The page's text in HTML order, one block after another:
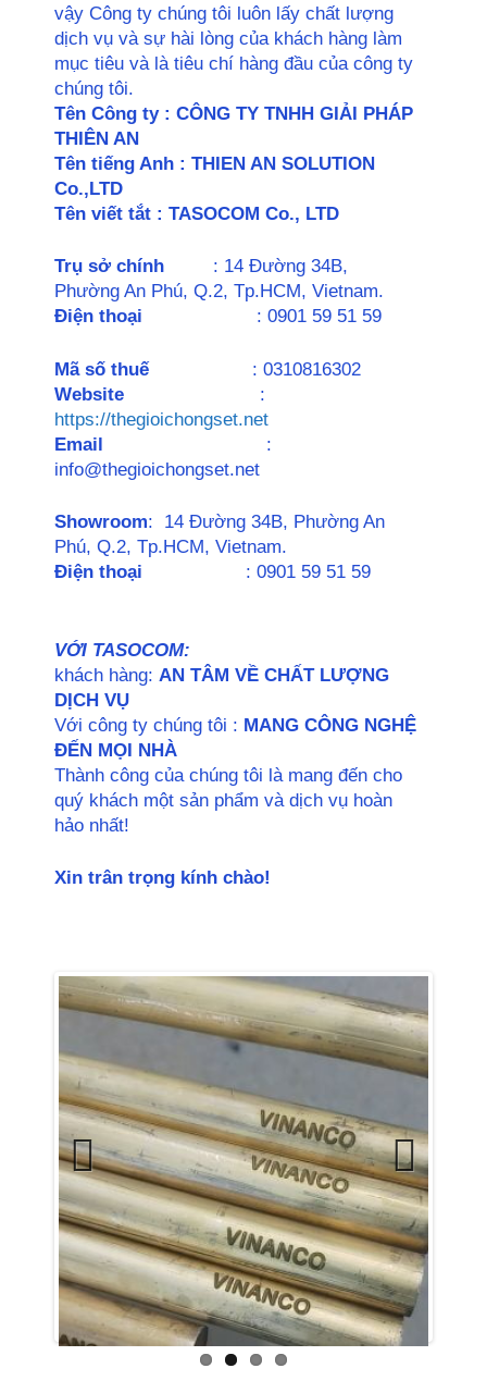
vậy Công ty chúng tôi luôn lấy chất lượng
dịch vụ và sự hài lòng của khách hàng làm
mục tiêu và là tiêu chí hàng đầu của công ty
chúng tôi.
Tên Công ty : CÔNG TY TNHH GIẢI PHÁP
THIÊN AN
Tên tiếng Anh : THIEN AN SOLUTION
Co.,LTD
Tên viết tắt : TASOCOM Co., LTD
Trụ sở chính : 14 Đường 34B,
Phường An Phú, Q.2, Tp.HCM, Vietnam.
Điện thoại
: 0901 59 51 59
Mã số thuế
: 0310816302
Website :
https://thegioichongset.net
Email :
info@thegioichongset.net
Showroom: 14 Đường 34B, Phường An
Phú, Q.2, Tp.HCM, Vietnam.
Điện thoại : 0901 59 51 59
VỚI TASOCOM:
khách hàng: AN TÂM VỀ CHẤT LƯỢNG
DỊCH VỤ
Với công ty chúng tôi : MANG CÔNG NGHỆ
ĐẾN MỌI NHÀ
Thành công của chúng tôi là mang đến cho
quý khách một sản phẩm và dịch vụ hoàn
hảo nhất!
Xin trân trọng kính chào!
Previ
ous
Next